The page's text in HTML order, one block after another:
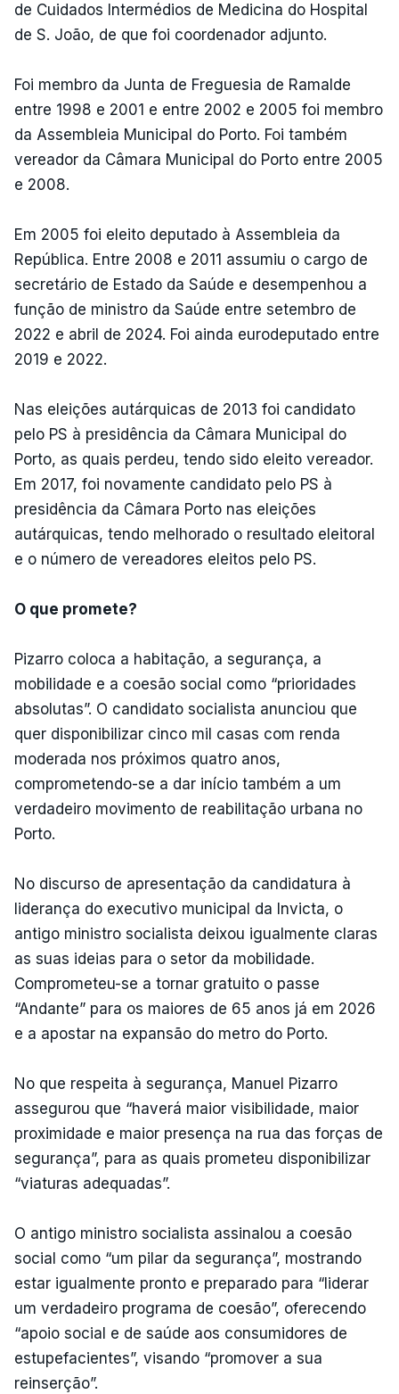
de Cuidados Intermédios de Medicina do Hospital
de S. João, de que foi coordenador adjunto.
Foi membro da Junta de Freguesia de Ramalde
entre 1998 e 2001 e entre 2002 e 2005 foi membro
da Assembleia Municipal do Porto. Foi também
vereador da Câmara Municipal do Porto entre 2005
e 2008.
Em 2005 foi eleito deputado à Assembleia da
República. Entre 2008 e 2011 assumiu o cargo de
secretário de Estado da Saúde e desempenhou a
função de ministro da Saúde entre setembro de
2022 e abril de 2024. Foi ainda eurodeputado entre
2019 e 2022.
Nas eleições autárquicas de 2013 foi candidato
pelo PS à presidência da Câmara Municipal do
Porto, as quais perdeu, tendo sido eleito vereador.
Em 2017, foi novamente candidato pelo PS à
presidência da Câmara Porto nas eleições
autárquicas, tendo melhorado o resultado eleitoral
e o número de vereadores eleitos pelo PS.
O que promete?
Pizarro coloca a habitação, a segurança, a
mobilidade e a coesão social como “prioridades
absolutas”. O candidato socialista anunciou que
quer disponibilizar cinco mil casas com renda
moderada nos próximos quatro anos,
comprometendo-se a dar início também a um
verdadeiro movimento de reabilitação urbana no
Porto.
No discurso de apresentação da candidatura à
liderança do executivo municipal da Invicta, o
antigo ministro socialista deixou igualmente claras
as suas ideias para o setor da mobilidade.
Comprometeu-se a tornar gratuito o passe
“Andante” para os maiores de 65 anos já em 2026
e a apostar na expansão do metro do Porto.
No que respeita à segurança, Manuel Pizarro
assegurou que “haverá maior visibilidade, maior
proximidade e maior presença na rua das forças de
segurança”, para as quais prometeu disponibilizar
“viaturas adequadas”.
O antigo ministro socialista assinalou a coesão
social como “um pilar da segurança”, mostrando
estar igualmente pronto e preparado para “liderar
um verdadeiro programa de coesão”, oferecendo
“apoio social e de saúde aos consumidores de
estupefacientes”, visando “promover a sua
reinserção”.